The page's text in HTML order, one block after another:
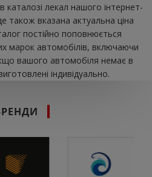
лекал нашого інтернет-
також вказана актуальна ціна
постійно поповнюється
марок автомобілів, включаючи
вашого автомобіля немає в
індивідуально.